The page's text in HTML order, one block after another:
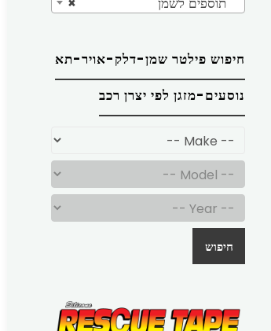
חיפוש פילטר שמן-דלק-אויר-תא
נוסעים-מזגן לפי יצרן רכב
חיפוש